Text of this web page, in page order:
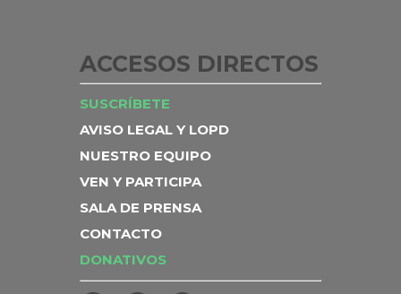
ACCESOS DIRECTOS
SUSCRÍBETE
AVISO LEGAL Y LOPD
NUESTRO EQUIPO
VEN Y PARTICIPA
SALA DE PRENSA
CONTACTO
DONATIVOS